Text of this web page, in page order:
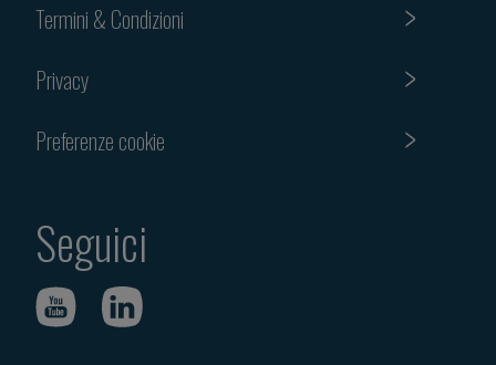
Termini & Condizioni
Privacy
Preferenze cookie
Seguici